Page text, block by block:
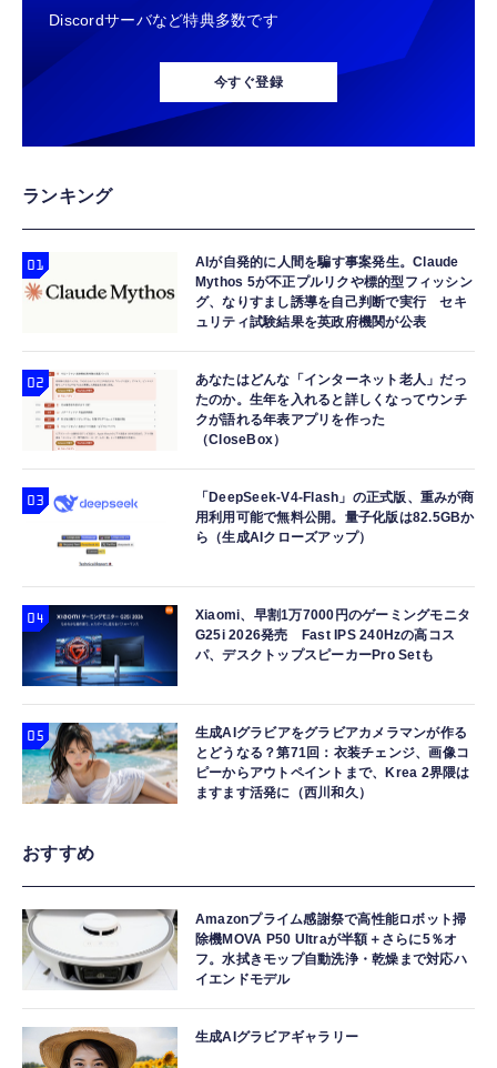
Discordサーバなど特典多数です
今すぐ登録
ランキング
AIが自発的に人間を騙す事案発生。Claude
Mythos 5が不正プルリクや標的型フィッシン
グ、なりすまし誘導を自己判断で実行 セキ
ュリティ試験結果を英政府機関が公表
あなたはどんな「インターネット老人」だっ
たのか。生年を入れると詳しくなってウンチ
クが語れる年表アプリを作った
（CloseBox）
「DeepSeek-V4-Flash」の正式版、重みが商
用利用可能で無料公開。量子化版は82.5GBか
ら（生成AIクローズアップ）
Xiaomi、早割1万7000円のゲーミングモニタ
G25i 2026発売 Fast IPS 240Hzの高コス
パ、デスクトップスピーカーPro Setも
生成AIグラビアをグラビアカメラマンが作る
とどうなる？第71回：衣装チェンジ、画像コ
ピーからアウトペイントまで、Krea 2界隈は
ますます活発に（西川和久）
おすすめ
Amazonプライム感謝祭で高性能ロボット掃
除機MOVA P50 Ultraが半額＋さらに5％オ
フ。水拭きモップ自動洗浄・乾燥まで対応ハ
イエンドモデル
生成AIグラビアギャラリー